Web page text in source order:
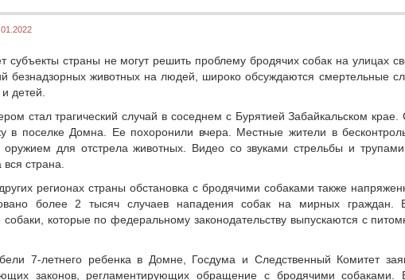
субъекты страны не могут решить проблему бродячих собак на улицах
безнадзорных животных на людей, широко обсуждаются смертельные
детей.
стал трагический случай в соседнем с Бурятией Забайкальском крае.
в поселке Домна. Ее похоронили вчера. Местные жители в
для отстрела животных. Видео со звуками стрельбы и
страна.
регионах страны обстановка с бродячими собаками также
более 2 тысяч случаев нападения собак на мирных
собаки, которые по федеральному законодательству выпускаются с
7-летнего ребенка в Домне, Госдума и Следственный Комитет
законов, регламентирующих обращение с бродячими собаками.